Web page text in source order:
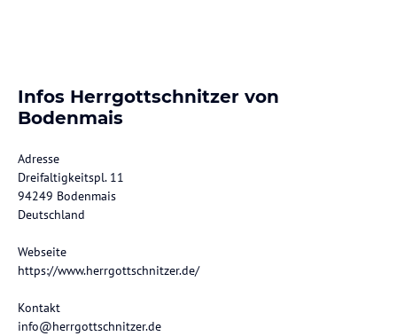
Infos Herrgottschnitzer von
Bodenmais
Adresse
Dreifaltigkeitspl. 11
94249 Bodenmais
Deutschland
Webseite
https://www.herrgottschnitzer.de/
Kontakt
info@herrgottschnitzer.de